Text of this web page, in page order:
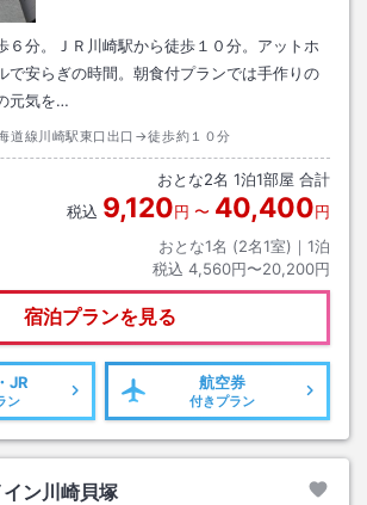
６分。ＪＲ川崎駅から徒歩１０分。アットホ
で安らぎの時間。朝食付プランでは手作りの
元気を…
海道線川崎駅東口出口→徒歩約１０分
おとな2名 1泊1部屋 合計
税込 9,120円 〜 40,400円
おとな1名 (2名1室)｜ 1泊
税込 4,560円〜20,200円
宿泊プランを見る
JR
ン
航空券
付きプラン
ン川崎貝塚